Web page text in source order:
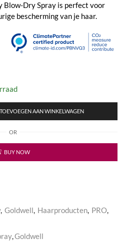
Blow-Dry Spray is perfect voor
bescherming van je haar.
TOEVOEGEN AAN WINKELWAGEN
OR
BUY NOW
, Goldwell Haarproducten PRO
Goldwell